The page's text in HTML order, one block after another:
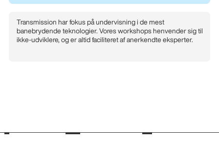
Transmission har fokus på undervisning i de mest
banebrydende teknologier. Vores workshops henvender sig til
ikke-udviklere, og er altid faciliteret af anerkendte eksperter.